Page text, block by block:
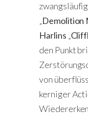
„Demolition
Harlins „
den Punkt
von
kerniger